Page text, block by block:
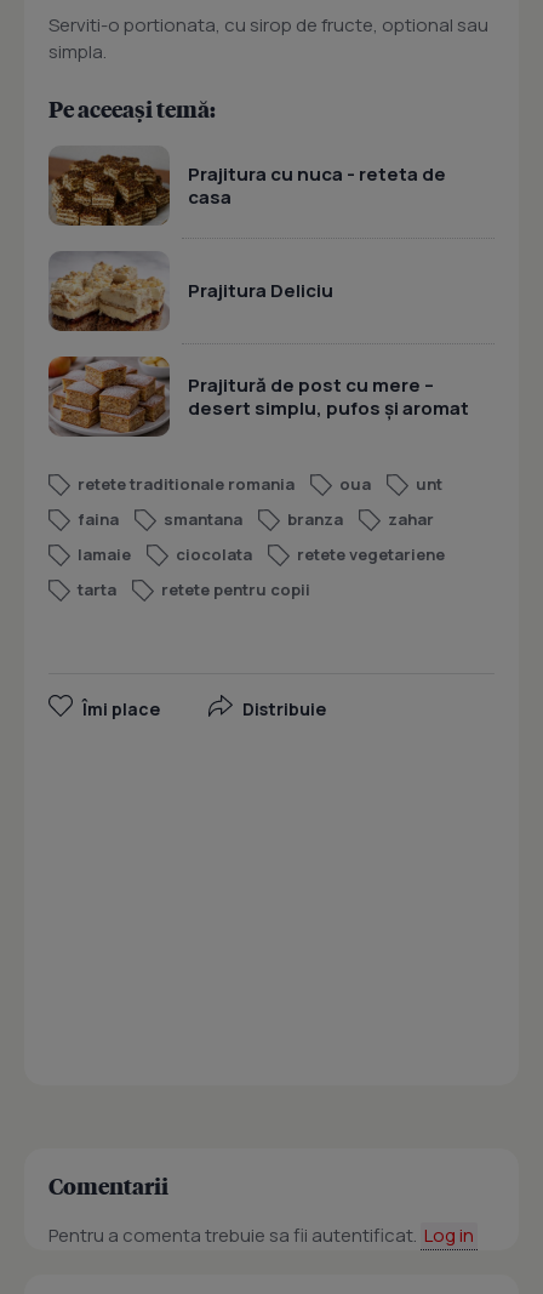
Serviti-o portionata, cu sirop de fructe, optional sau
simpla.
Pe aceeași temă:
Prajitura cu nuca - reteta de
casa
Prajitura Deliciu
Prajitură de post cu mere –
desert simplu, pufos și aromat
retete traditionale romania oua
unt
faina
smantana branza
zahar
lamaie
ciocolata
retete vegetariene
tarta
retete pentru copii
Îmi place Distribuie
Comentarii
Pentru a comenta trebuie sa fii autentificat. Log in